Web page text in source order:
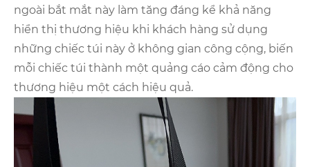
ngoài bắt mắt này làm tăng đáng kể khả năng
hiển thị thương hiệu khi khách hàng sử dụng
những chiếc túi này ở không gian công cộng, biến
mỗi chiếc túi thành một quảng cáo cảm động cho
thương hiệu một cách hiệu quả.